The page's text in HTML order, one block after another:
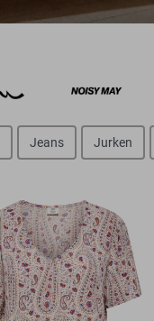
Jeans Jurken